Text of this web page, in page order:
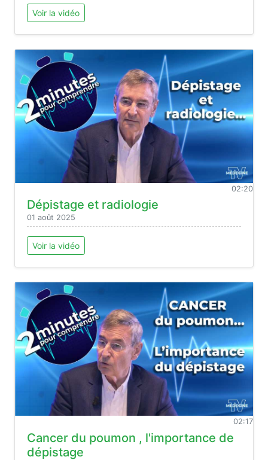
Voir la vidéo
02:20
Dépistage et radiologie
01 août 2025
Voir la vidéo
02:17
Cancer du poumon , l'importance de
dépistage